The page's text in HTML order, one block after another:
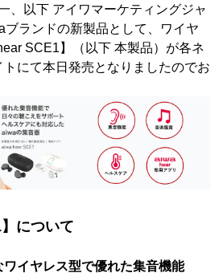
、以下 アイワマーケティングジャ
ランドの新製品として、ワイヤ
SCE1】（以下 本製品）が各ネ
にて本日発売となりましたのでお
について
ワイヤレス型で優れた集音機能